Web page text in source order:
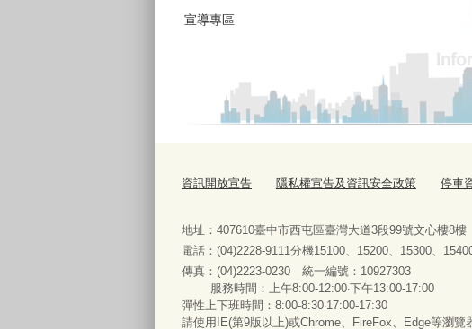
宣導專區
資訊開放宣告 隱私權宣告及資訊安全政策 停車
地址：407610臺中市西屯區臺灣大道3段99號文心樓8樓
電話：(04)2228-9111分機15100、15200、15300、
傳真：(04)2223-0230 統一編號 ：
服務時間：上午8:00-12:00‧下午13:00-17:00
彈性上下班時間：8:00-8:30‧17:00-17:30
請使用IE(第9版以上)或Chrome、FireFox、Edge等瀏覽